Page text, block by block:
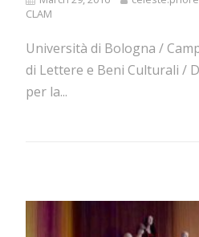
CLAM
Università di Bologna /
di Lettere e Beni Culturali /
per la...